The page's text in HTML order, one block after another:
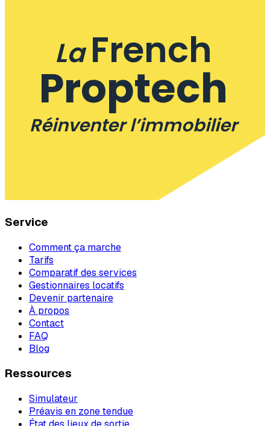
LaFrench
Proptech
Réinventer l’immobilier
Service
Comment ça marche
Tarifs
Comparatif des services
Gestionnaires locatifs
Devenir partenaire
À propos
Contact
FAQ
Blog
Ressources
Simulateur
Préavis en zone tendue